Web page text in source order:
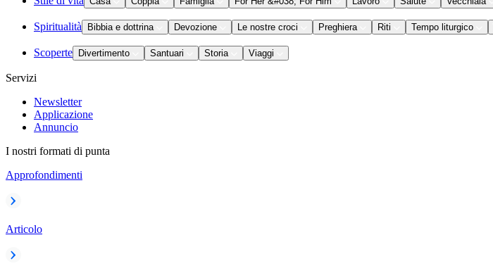
Spiritualità Bibbia e dottrina Devozione Le nostre croci Preghiera Riti Tempo liturgico
Scoperte Divertimento Santuari Storia Viaggi
Servizi
Newsletter
Applicazione
Annuncio
I nostri formati di punta
Approfondimenti
Articolo